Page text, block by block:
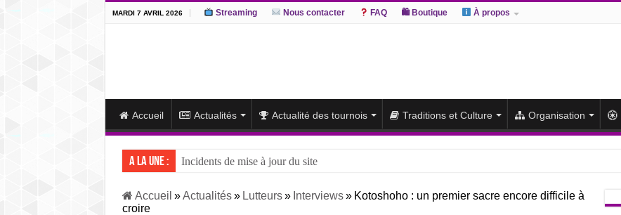
MARDI 7 AVRIL 2026 Streaming Nous contacter FAQ 🛍 Boutique À propos
Accueil Actualités Actualité des tournois Traditions et Culture Organisation
A la une :
Incidents de mise à jour du site
Accueil » Actualités » Lutteurs » Interviews » Kotoshoho : un premier sacre encore difficile à
croire